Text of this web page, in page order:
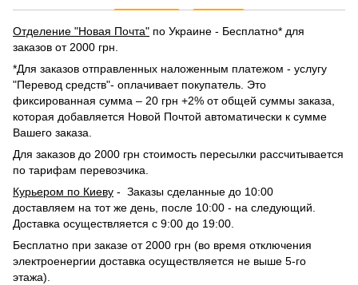
Отделение "Новая Почта" по Украине - Бесплатно* для
заказов от 2000 грн.
*Для заказов отправленных наложенным платежом - услугу
"Перевод средств"- оплачивает покупатель. Это
фиксированная сумма – 20 грн +2% от общей суммы заказа,
которая добавляется Новой Почтой автоматически к сумме
Вашего заказа.
Для заказов до 2000 грн стоимость пересылки рассчитывается
по тарифам перевозчика.
Курьером по Киеву - Заказы сделанные до 10:00
доставляем на тот же день, после 10:00 - на следующий.
Доставка осуществляется с 9:00 до 19:00.
Бесплатно при заказе от 2000 грн (во время отключения
электроенергии доставка осуществляется не выше 5-го
этажа).